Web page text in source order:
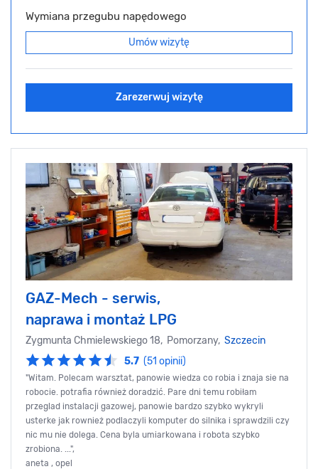
Wymiana przegubu napędowego
Umów wizytę
Zarezerwuj wizytę
GAZ-Mech - serwis,
naprawa i montaż LPG
Zygmunta Chmielewskiego 18, Pomorzany, Szczecin
5.7 (51 opinii)
"Witam. Polecam warsztat, panowie wiedza co robia i znaja sie na
robocie. potrafia również doradzić. Pare dni temu robiłam
przeglad instalacji gazowej, panowie bardzo szybko wykryli
usterke jak rownież podlaczyli komputer do silnika i sprawdzili czy
nic mu nie dolega. Cena byla umiarkowana i robota szybko
zrobiona. ...",
aneta , opel